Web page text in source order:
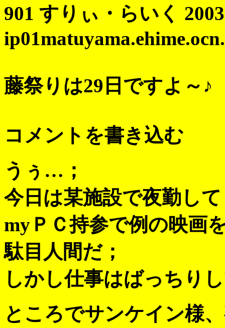
901 すりぃ・らいく
藤祭りは29日ですよ～♪
コメントを書き込む
うぅ…；
今日は某施設で夜勤し
myＰＣ持参で例の映画
駄目人間だ；
しかし仕事はばっちり
ところでサンケイン様